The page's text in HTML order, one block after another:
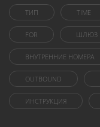
ТИП TIME
FOR ШЛЮЗ
ВНУТРЕННИЕ НОМЕРА
OUTBOUND
ИНСТРУКЦИЯ